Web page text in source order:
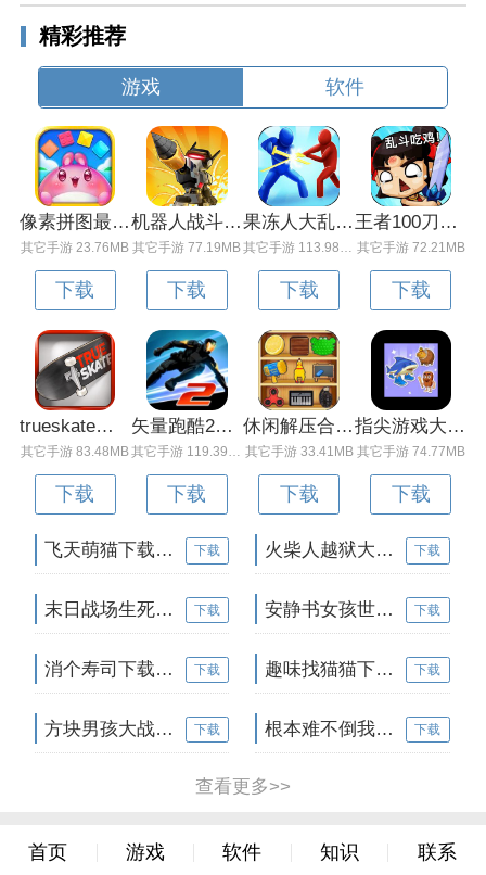
精彩推荐
游戏 软件
像素拼图最新版下载v5.01 安卓版
其它手游 23.76MB
下载
机器人战斗竞技场手机版下载v3.71 安卓版
其它手游 77.19MB
下载
果冻人大乱斗最新版下载v1.1.0 安卓版
其它手游 113.98MB
下载
王者100刀最新版下载v1.2 安卓版
其它手游 72.21MB
下载
trueskate真实滑板正版下载v1.5.102 安卓版
其它手游 83.48MB
下载
矢量跑酷2最新版下载v1.2.1 安卓版
其它手游 119.39MB
下载
休闲解压合集下载v1.0.0 安卓版
其它手游 33.41MB
下载
指尖游戏大师最新版下载v4.0.0 安卓版
其它手游 74.77MB
下载
飞天萌猫下载v3.0.3 安卓版 下载 火柴人越狱大逃脱下载v1.1 安卓版 下载
末日战场生死局下载v1.0 安卓版 下载 安静书女孩世界下载v1.0 安卓版 下载
消个寿司下载v1.00 免费版 下载 趣味找猫猫下载v1.1.2 安卓版 下载
方块男孩大战恶霸最新版下载v1.0.18 安卓版 下载 根本难不倒我下载v1.0.1 最新版 下载
查看更多>>
首页 游戏 软件 知识 联系